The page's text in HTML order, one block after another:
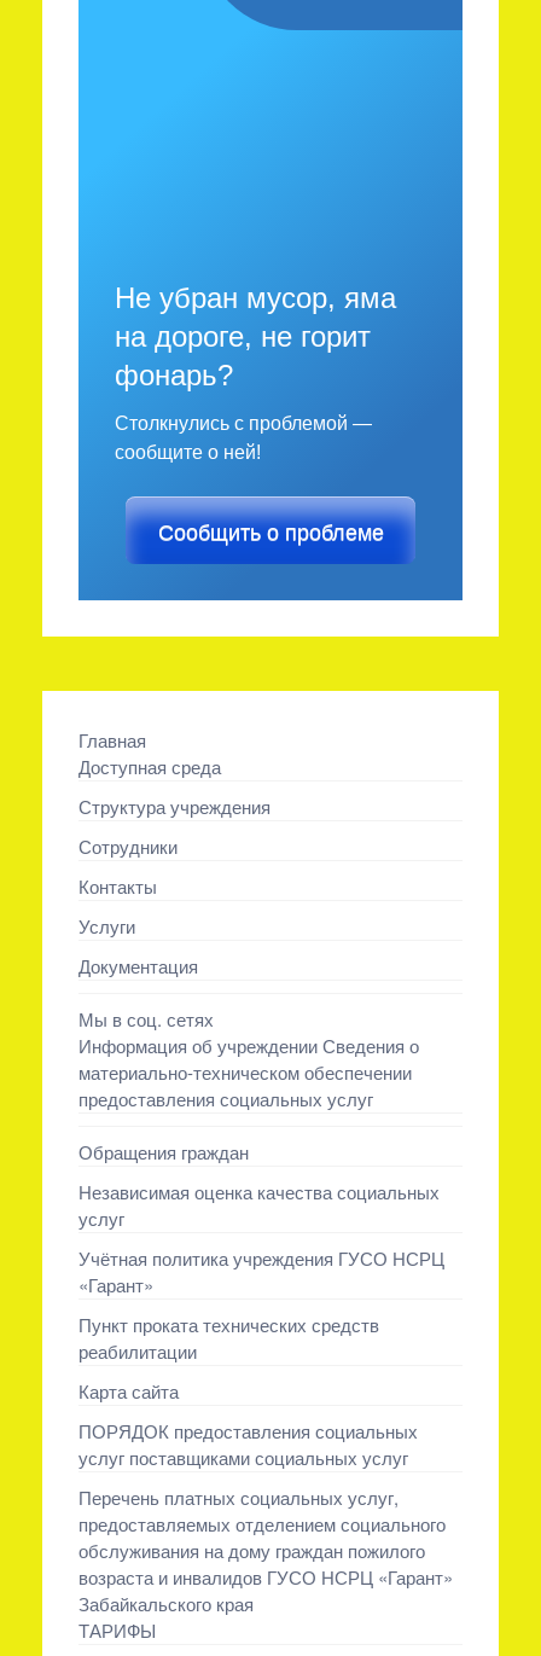
Не убран мусор, яма
на дороге, не горит
фонарь?
Столкнулись с проблемой —
сообщите о ней!
Сообщить о проблеме
Главная
Доступная среда
Структура учреждения
Сотрудники
Контакты
Услуги
Документация
Мы в соц. сетях
Информация об учреждении Сведения о
материально-техническом обеспечении
предоставления социальных услуг
Обращения граждан
Независимая оценка качества социальных
услуг
Учётная политика учреждения ГУСО НСРЦ
«Гарант»
Пункт проката технических средств
реабилитации
Карта сайта
ПОРЯДОК предоставления социальных
услуг поставщиками социальных услуг
Перечень платных социальных услуг,
предоставляемых отделением социального
обслуживания на дому граждан пожилого
возраста и инвалидов ГУСО НСРЦ «Гарант»
Забайкальского края
ТАРИФЫ